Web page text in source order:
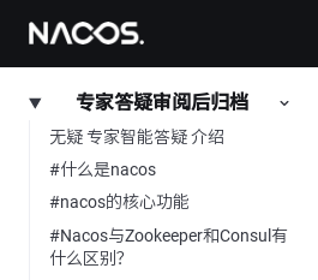
专家答疑审阅后归档
无疑 专家智能答疑 介绍
#什么是nacos
#nacos的核心功能
#Nacos与Zookeeper和Consul有
什么区别？